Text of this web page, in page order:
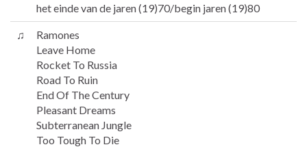
het einde van de jaren (19)70/begin jaren (19)80
♫
Ramones
Leave Home
Rocket To Russia
Road To Ruin
End Of The Century
Pleasant Dreams
Subterranean Jungle
Too Tough To Die